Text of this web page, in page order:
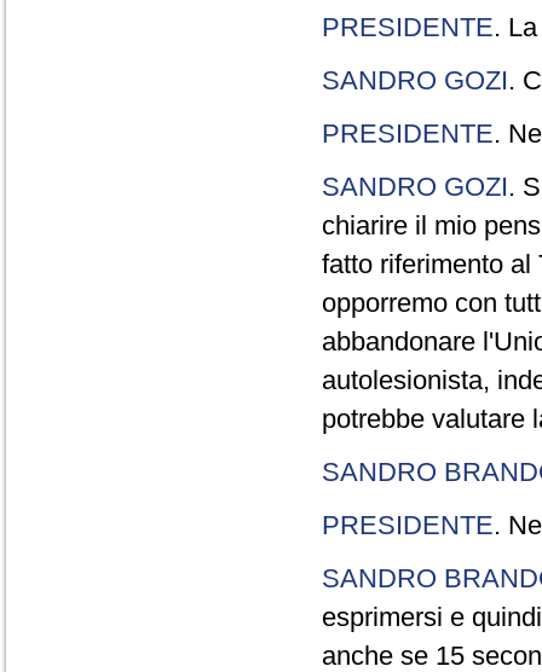
PRESIDENTE.
SANDRO GOZI.
PRESIDENTE.
SANDRO GOZI.
chiarire il mio
fatto riferimento al
opporremo con
abbandonare
autolesionista,
potrebbe valutare
SANDRO
PRESIDENTE.
SANDRO
esprimersi e
anche se 15